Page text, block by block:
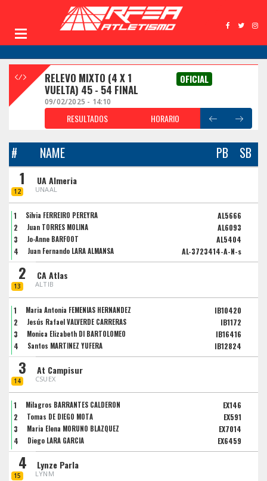
RELEVO MIXTO (4 X 1
VUELTA) 45 - 54 FINAL
OFICIAL
09/02/2025 - 14:10
RESULTADOS HORARIO
# NAME PB SB
1
12
UA Almeria
UNAAL
1 Silvia FERREIRO PEREYRA
AL5666
2
Juan TORRES MOLINA
AL6093
3
Jo-Anne BARFOOT
AL5404
4
Juan Fernando LARA ALMANSA AL-3723414-A-N-s
2
13
CA Atlas
ALTIB
1 Maria Antonia FEMENIAS HERNÁNDEZ
IB10420
2
Jesús Rafael VALVERDE CARRERAS
IB1172
3
Monica Elizabeth DI BARTOLOMEO
IB16416
4
Santos MARTINEZ YUFERA IB12824
3
14
At Campisur
CSUEX
1 Milagros BARRANTES CALDERON
EX146
2
Tomas DE DIEGO MOTA
EX591
3
Maria Elena MORUNO BLAZQUEZ
EX7014
4
Diego LARA GARCIA EX6459
4
15
Lynze Parla
LYNM